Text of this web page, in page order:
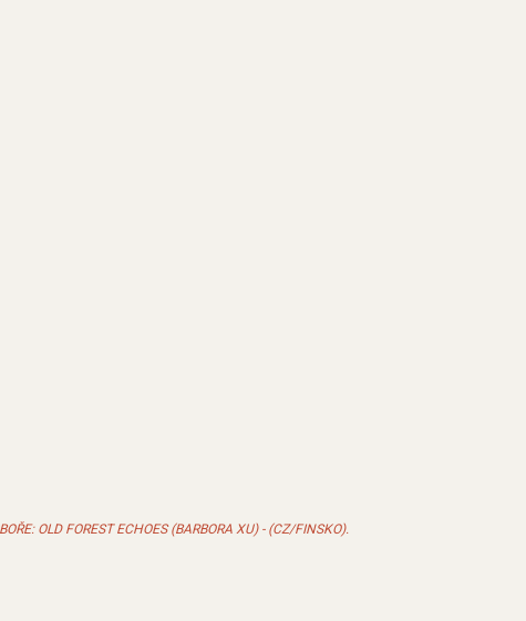
OLD FOREST ECHOES (BARBORA XU) - (CZ/FINSKO).